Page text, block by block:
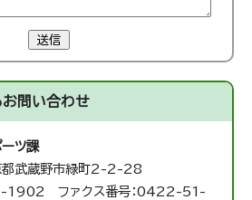
送信
お問い合わせ
ツ課
武蔵野市緑町2-2-28
1902 ファクス番号：0422-51-